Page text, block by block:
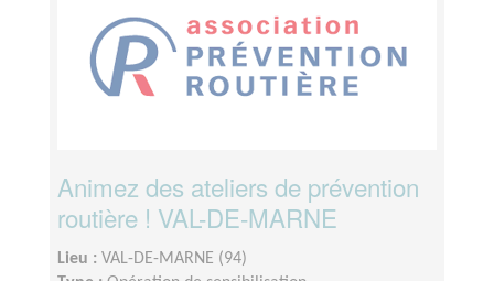
Animez des ateliers de prévention
routière ! VAL-DE-MARNE
Lieu : VAL-DE-MARNE (94)